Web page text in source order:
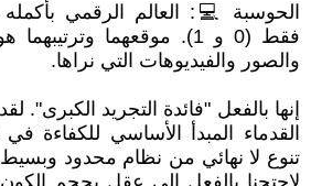
الحوسبة 💻: العالم الرقمي
فقط (0 و 1). موقعهما
والصور والفيديوهات التي نراها.
إنها بالفعل "فائدة التجريد الكبرى".
القدماء المبدأ الأساسي للكفاءة
تنوع لا نهائي من نظام محدود وبسيط.